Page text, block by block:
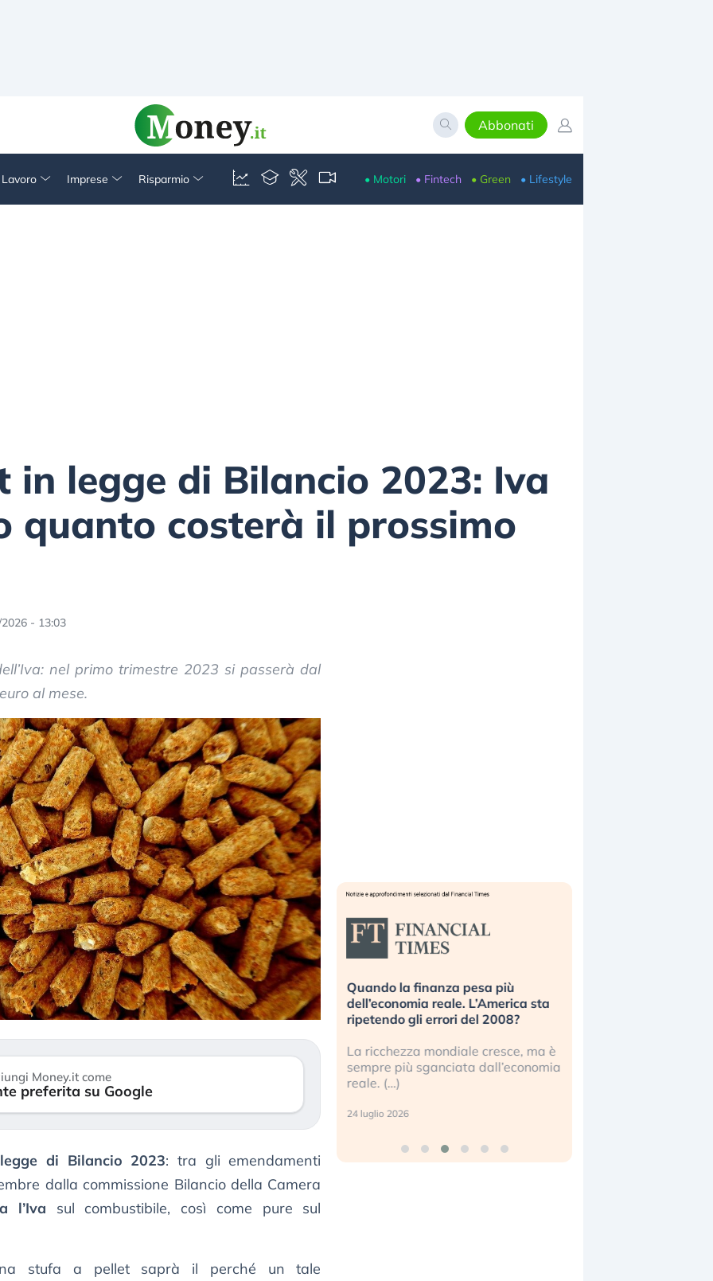
Abbonati
Imprese Risparmio • Motori • Fintech • Green • Lifestyle
in legge di Bilancio 2023: Iva
quanto costerà il prossimo
- 13:03
nel primo trimestre 2023 si passerà dal
al mese.
Money.it come
preferita su Google
di Bilancio 2023: tra gli emendamenti
dalla commissione Bilancio della Camera
l’Iva sul combustibile, così come pure sul
stufa a pellet saprà il perché un tale
alla
il
«La mia vita è rovinata». Investitori
in preda al panico dopo lo scoppio
della bolla AI
Kospi, mentre gli investitori retail (…)
30 luglio 2026
Quando la finanza pesa più
dell’economia reale. L’America sta
ripetendo gli errori del 2008?
La ricchezza mondiale cresce, ma è
sempre più sganciata dall’economia
reale. (…)
24 luglio 2026